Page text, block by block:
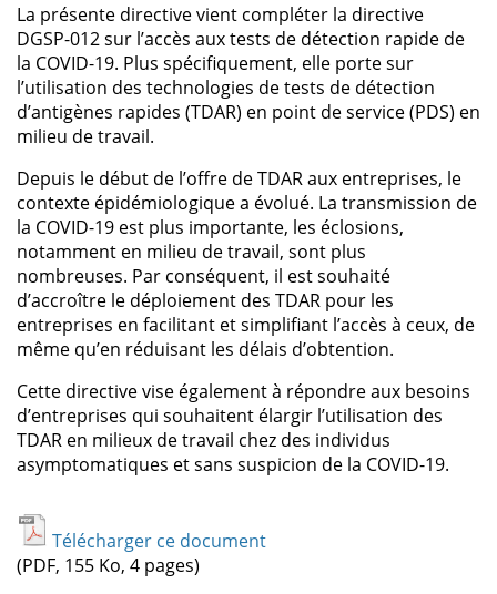
La présente directive vient compléter la directive
DGSP-012 sur l’accès aux tests de détection rapide de
la COVID-19. Plus spécifiquement, elle porte sur
l’utilisation des technologies de tests de détection
d’antigènes rapides (TDAR) en point de service (PDS) en
milieu de travail.
Depuis le début de l’offre de TDAR aux entreprises, le
contexte épidémiologique a évolué. La transmission de
la COVID-19 est plus importante, les éclosions,
notamment en milieu de travail, sont plus
nombreuses. Par conséquent, il est souhaité
d’accroître le déploiement des TDAR pour les
entreprises en facilitant et simplifiant l’accès à ceux, de
même qu’en réduisant les délais d’obtention.
Cette directive vise également à répondre aux besoins
d’entreprises qui souhaitent élargir l’utilisation des
TDAR en milieux de travail chez des individus
asymptomatiques et sans suspicion de la COVID-19.
Télécharger ce document
(PDF, 155 Ko, 4 pages)